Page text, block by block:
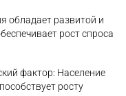
обладает развитой и
рост спроса
фактор: Население
росту